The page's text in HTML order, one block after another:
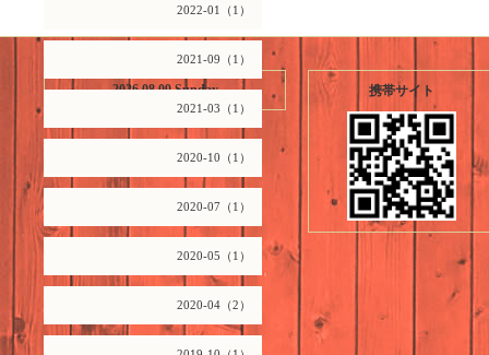
2022-01（1）
2021-09（1）
2021-03（1）
2020-10（1）
2020-07（1）
2020-05（1）
2020-04（2）
2026.08.09 Sunday 携帯サイト